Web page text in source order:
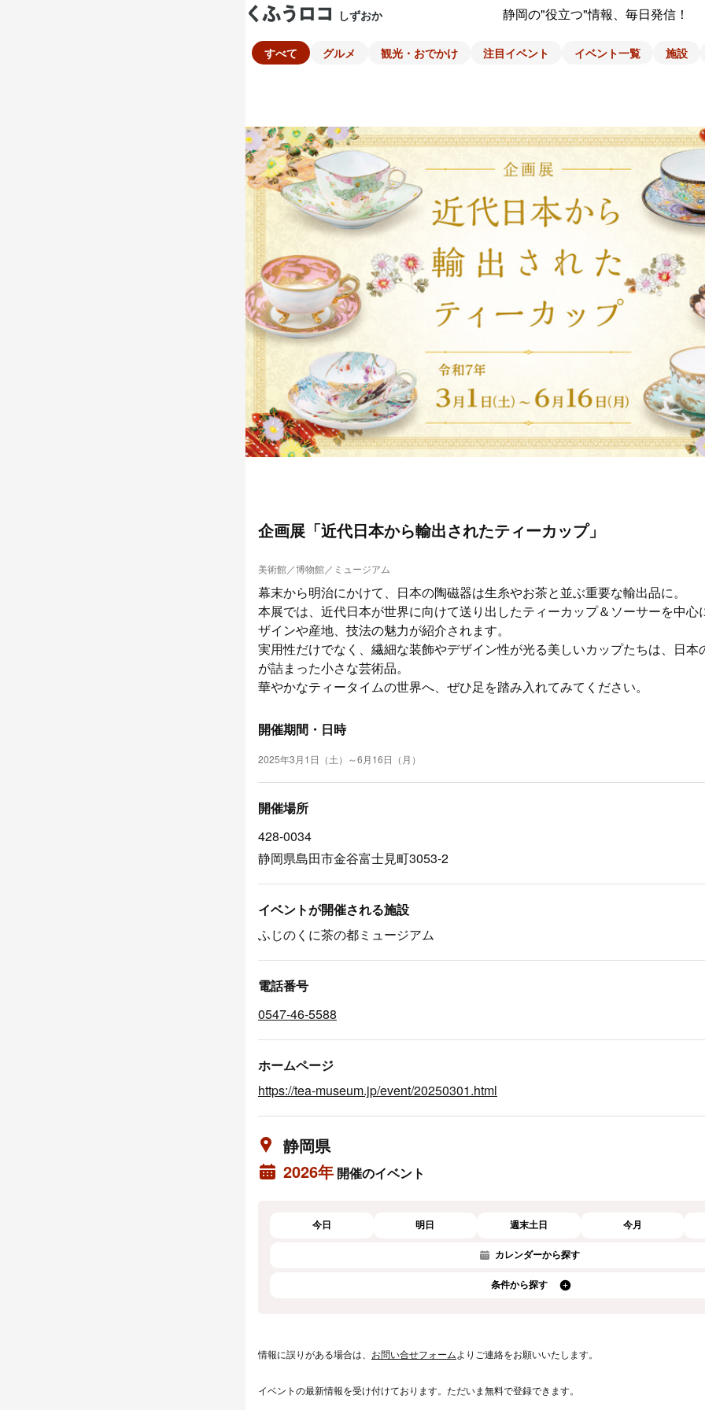
しずおか 静岡の"役立つ"情報、毎日発信！
すべて グルメ 観光・おでかけ 注目イベント イベント一覧 施設
企画展「近代日本から輸出されたティーカップ」
美術館／博物館／ミュージアム
幕末から明治にかけて、日本の陶磁器は生糸やお茶と並ぶ重要な輸出品に。
本展では、近代日本が世界に向けて送り出したティーカップ＆ソーサーを中心
ザインや産地、技法の魅力が紹介されます。
実用性だけでなく、繊細な装飾やデザイン性が光る美しいカップたちは、日本
が詰まった小さな芸術品。
華やかなティータイムの世界へ、ぜひ足を踏み入れてみてください。
開催期間・日時
2025年3月1日（土）～6月16日（月）
開催場所
428-0034
静岡県島田市金谷富士見町3053-2
イベントが開催される施設
ふじのくに茶の都ミュージアム
電話番号
0547-46-5588
ホームページ
https://tea-museum.jp/event/20250301.html
静岡県
2026年 開催のイベント
今日 明日 週末土日 今月
カレンダーから探す
条件から探す
情報に誤りがある場合は、 お問い合せフォームよりご連絡をお願いいたします。
イベントの最新情報を受け付けております。ただいま無料で登録できます。